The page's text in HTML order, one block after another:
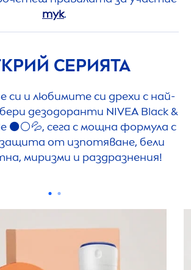
тук.
СЕРИЯТА
си и любимите си дрехи с най-
дезодоранти NIVEA Black&
⚫⚪💦, сега с мощна формула с
от изпотяване, бели
миризми и раздразнения!